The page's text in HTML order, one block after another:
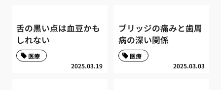
舌の黒い点は血豆かも
しれない
2025.03.19
医療
ブリッジの痛みと歯周
病の深い関係
2025.03.03
医療